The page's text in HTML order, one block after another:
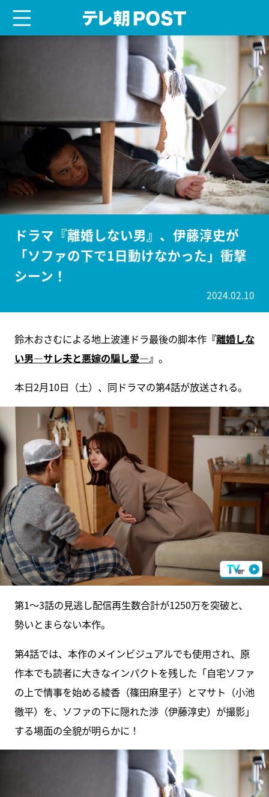
ドラマ『離婚しない男』、伊藤淳史が
「ソファの下で1日動けなかった」衝撃
シーン！
2024.02.10
鈴木おさむによる地上波連ドラ最後の脚本作『離婚しな
い男―サレ夫と悪嫁の騙し愛―』 。
本日2月10日（土）、同ドラマの第4話が放送される。
第1～3話の見逃し配信再生数合計が1250万を突破と、
勢いとまらない本作。
第4話では、本作のメインビジュアルでも使用され、原
作本でも読者に大きなインパクトを残した「自宅ソファ
の上で情事を始める綾香（篠田麻里子）とマサト（小池
徹平）を、ソファの下に隠れた渉（伊藤淳史）が撮影」
する場面の全貌が明らかに！